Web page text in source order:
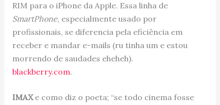
RIM para o iPhone da Apple. Essa linha de
SmartPhone, especialmente usado por
profissionais, se diferencia pela eficiência em
receber e mandar e-mails (ru tinha um e estou
morrendo de saudades eheheh).
blackberry.com.
IMAXe como diz o poeta; “se todo cinema fosse